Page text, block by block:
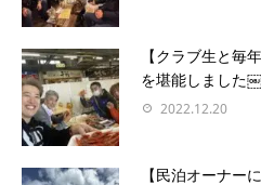
【クラブ生と毎
を堪能しました￼
2022.12.20
【民泊オーナー